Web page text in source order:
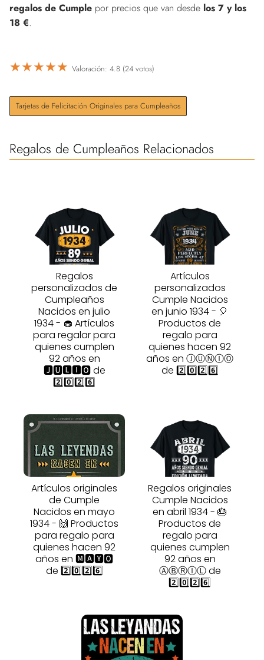
regalos de Cumple por precios que van desde los 7 y los
18 €.
★★★★★ Valoración: 4.8 (24 votos)
Tarjetas de Felicitación Originales para Cumpleaños
Regalos de Cumpleaños Relacionados
Regalos
personalizados de
Cumpleaños
Nacidos en julio
1934 - 🧁 Artículos
para regalar para
quienes cumplen
92 años en
🅹🆄🅻🅸🅾 de
2️⃣0️⃣2️⃣6️⃣
Artículos
personalizados
Cumple Nacidos
en junio 1934 - 🎈
Productos de
regalo para
quienes hacen 92
años en ⒿⓊⓃⒾⓄ
de 2️⃣0️⃣2️⃣6️⃣
Artículos originales
de Cumple
Nacidos en mayo
1934 - 🙌 Productos
para regalo para
quienes hacen 92
años en 🅼🅰🆈🅾
de 2️⃣0️⃣2️⃣6️⃣
Regalos originales
Cumple Nacidos
en abril 1934 - 🎂
Productos de
regalo para
quienes cumplen
92 años en
ⒶⒷⓇⒾⓁ de
2️⃣0️⃣2️⃣6️⃣